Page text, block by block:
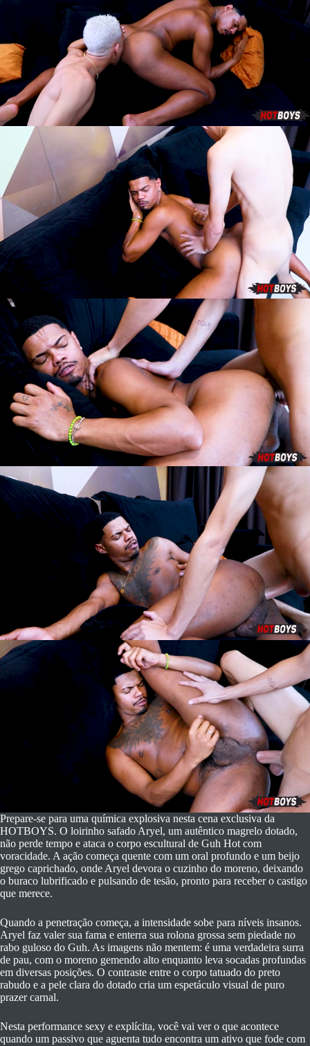
Prepare-se para uma química explosiva nesta cena exclusiva da
HOTBOYS. O loirinho safado Aryel, um autêntico magrelo dotado,
não perde tempo e ataca o corpo escultural de Guh Hot com
voracidade. A ação começa quente com um oral profundo e um beijo
grego caprichado, onde Aryel devora o cuzinho do moreno, deixando
o buraco lubrificado e pulsando de tesão, pronto para receber o castigo
que merece.
Quando a penetração começa, a intensidade sobe para níveis insanos.
Aryel faz valer sua fama e enterra sua rolona grossa sem piedade no
rabo guloso do Guh. As imagens não mentem: é uma verdadeira surra
de pau, com o moreno gemendo alto enquanto leva socadas profundas
em diversas posições. O contraste entre o corpo tatuado do preto
rabudo e a pele clara do dotado cria um espetáculo visual de puro
prazer carnal.
Nesta performance sexy e explícita, você vai ver o que acontece
quando um passivo que aguenta tudo encontra um ativo que fode com